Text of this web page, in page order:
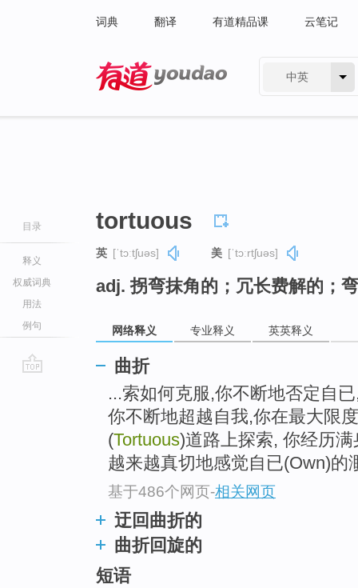
词典 翻译 有道精品课 云笔记
中英
目录
释义
权威词典
用法
例句
tortuous
英 [ˈtɔːtʃuəs] 美 [ˈtɔːrtʃuəs]
adj. 拐弯抹角的；冗长费解的；
网络释义 专业释义 英英释义
曲折
...索如何克服,你不断地否定自
你不断地超越自我,你在最大限
(Tortuous)道路上探索, 你经历
越来越真切地感觉自已(Own)的
基于486个网页-相关网页
迂回曲折的
曲折回旋的
短语